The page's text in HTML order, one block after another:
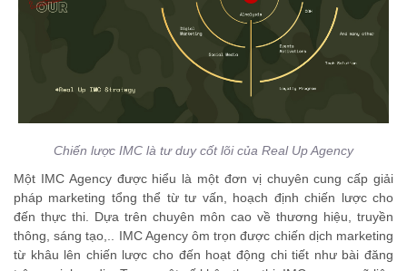
Chiến lược IMC là tư duy cốt lõi của Real Up Agency
Một IMC Agency được hiểu là một đơn vị chuyên cung cấp giải
pháp marketing tổng thể từ tư vấn, hoạch định chiến lược cho
đến thực thi. Dựa trên chuyên môn cao về thương hiệu, truyền
thông, sáng tạo,.. IMC Agency ôm trọn được chiến dịch marketing
từ khâu lên chiến lược cho đến hoạt động chi tiết như bài đăng